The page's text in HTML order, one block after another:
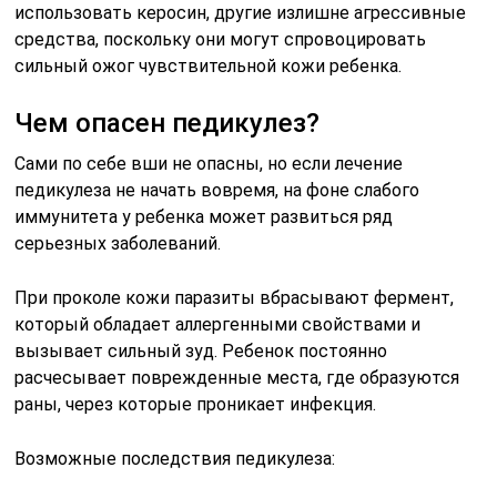
использовать керосин, другие излишне агрессивные
средства, поскольку они могут спровоцировать
сильный ожог чувствительной кожи ребенка.
Чем опасен педикулез?
Сами по себе вши не опасны, но если лечение
педикулеза не начать вовремя, на фоне слабого
иммунитета у ребенка может развиться ряд
серьезных заболеваний.
При проколе кожи паразиты вбрасывают фермент,
который обладает аллергенными свойствами и
вызывает сильный зуд. Ребенок постоянно
расчесывает поврежденные места, где образуются
раны, через которые проникает инфекция.
Возможные последствия педикулеза: